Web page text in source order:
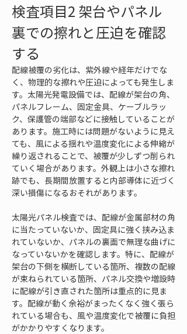
検査項目2 架台やパネル
裏での擦れと圧迫を確認
する
配線被覆の劣化は、紫外線や経年だけでな
く、物理的な擦れや圧迫によっても発生しま
す。太陽光発電設備では、配線が架台の角、
パネルフレーム、固定金具、ケーブルラッ
ク、保護管の端部などに接触していることが
あります。施工時には問題がないように見え
ても、風による揺れや温度変化による伸縮が
繰り返されることで、被覆が少しずつ削られ
ていく場合があります。外観上は小さな擦れ
跡でも、長期間放置すると内部導体に近づく
深い損傷になるおそれがあります。
太陽光パネル検査では、配線が金属部材の角
に当たっていないか、固定具に強く挟み込ま
れていないか、パネルの裏面で無理な曲げに
なっていないかを確認します。特に、配線が
架台の下側を横断している箇所、複数の配線
が束ねられている箇所、パネル交換や増設時
に配線が引き直された箇所は重点的に見ま
す。配線が動く余裕がまったくなく強く張ら
れている場合も、風や温度変化で被覆に負担
がかかりやすくなります。